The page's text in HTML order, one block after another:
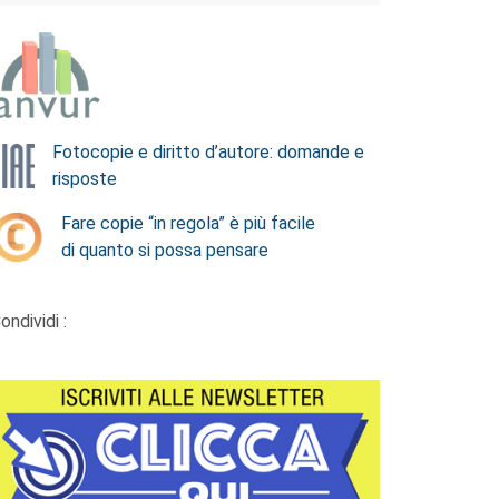
Fotocopie e diritto d’autore: domande e
risposte
Fare copie “in regola” è più facile
di quanto si possa pensare
: